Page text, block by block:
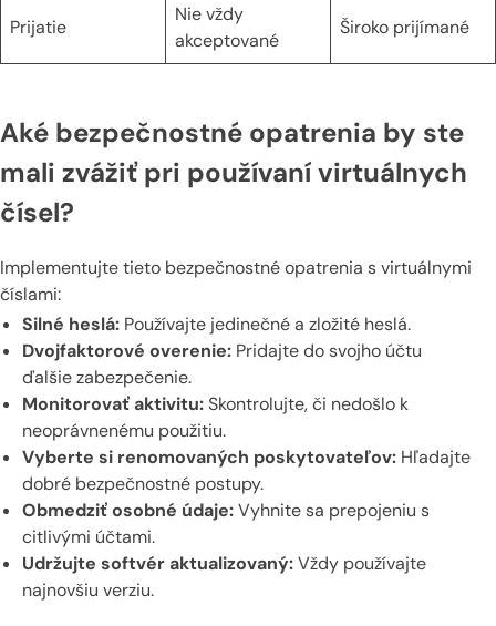
Prijatie
Nie vždy
akceptované
Široko prijímané
Aké bezpečnostné opatrenia by ste
mali zvážiť pri používaní virtuálnych
čísel?
Implementujte tieto bezpečnostné opatrenia s virtuálnymi
číslami:
Silné heslá: Používajte jedinečné a zložité heslá.
Dvojfaktorové overenie: Pridajte do svojho účtu
ďalšie zabezpečenie.
Monitorovať aktivitu:Skontrolujte, či nedošlo k
neoprávnenému použitiu.
Vyberte si renomovaných poskytovateľov: Hľadajte
dobré bezpečnostné postupy.
Obmedziť osobné údaje:Vyhnite sa prepojeniu s
citlivými účtami.
Udržujte softvér aktualizovaný:Vždy používajte
najnovšiu verziu.